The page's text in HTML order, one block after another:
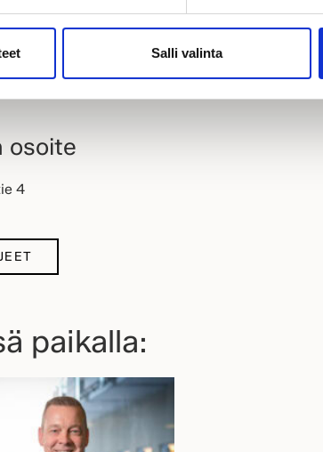
Salli valinta
yhdessä kompromissiton koti.
osoite
4
paikalla: